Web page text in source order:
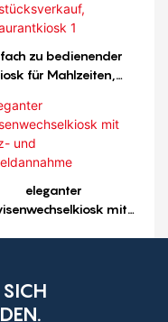
zu bedienender
für Mahlzeiten,
Restaurantkiosk 1
eleganter
mit